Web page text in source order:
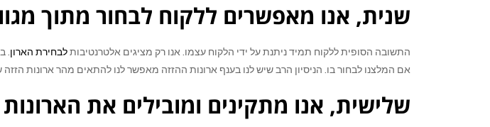
שנית, אנו מאפשרים ללקוח לבחור מתוך
התשובה הסופית ללקוח תמיד ניתנת על ידי הלקוח עצמו. אנו רק מציגים אלטרנטיבותלבחירת הארון.
אם המלצנו לבחור בו. הניסיון הרב שיש לנו בענף ארונות ההזזה מאפשר לנו להתאים מהר ארונות
שלישית, אנו מתקינים ומובילים את